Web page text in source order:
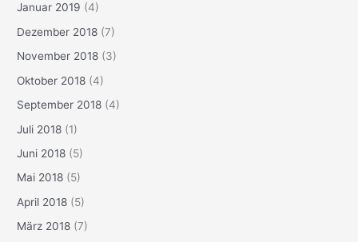
Januar 2019 (4)
Dezember 2018 (7)
November 2018 (3)
Oktober 2018 (4)
September 2018 (4)
Juli 2018 (1)
Juni 2018 (5)
Mai 2018 (5)
April 2018 (5)
März 2018 (7)